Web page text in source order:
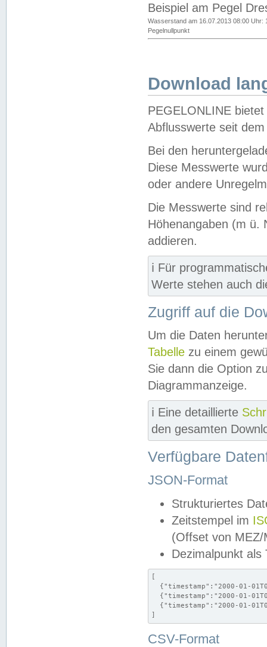
Beispiel am Pegel
Wasserstand am 16.07.2013 08:00 Uhr:
Pegelnullpunkt
Download
PEGELONLINE
Abflusswerte seit
Bei den
Diese Messwerte
oder andere
Die Messwerte sind
Höhenangaben (m ü.
addieren.
ℹ️ Für
Werte stehen auch
Zugriff auf die
Um die Daten
Tabelle zu einem
Sie dann die Option
Diagrammanzeige.
ℹ️ Eine detaillierte
den gesamten
Verfügbare
JSON-Format
Strukturiertes
Zeitstempel im
(Offset von MEZ/
Dezimalpunkt als
[
{"timestamp":"2000-01-
{"timestamp":"2000-01-
{"timestamp":"2000-01-
]
CSV-Format